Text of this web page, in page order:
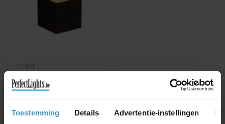
Toestemming Details Advertentie-instellingen
LUCIDE
XIO - WANDLAMP - LED
DIMB. - G9 - 1X4W
2700K - ZWART -
09217/04/30
Wandlamp inclusief dimbare